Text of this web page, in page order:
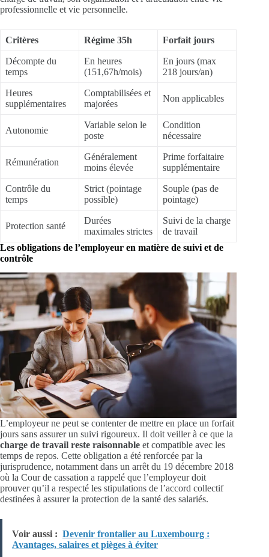
professionnelle et vie personnelle.
Critères Régime 35h Forfait jours
Décompte du
temps
En heures
(151,67h/mois)
En jours (max
218 jours/an)
Heures
supplémentaires
Comptabilisées et
majorées
Non applicables
Autonomie
Variable selon le
poste
Condition
nécessaire
Rémunération
Généralement
moins élevée
Prime forfaitaire
supplémentaire
Contrôle du
temps
Strict (pointage
possible)
Souple (pas de
pointage)
Protection santé
Durées
maximales strictes
Suivi de la charge
de travail
Les obligations de l’employeur en matière de suivi et de
contrôle
L’employeur ne peut se contenter de mettre en place un forfait
jours sans assurer un suivi rigoureux. Il doit veiller à ce que la
charge de travail reste raisonnable et compatible avec les
temps de repos. Cette obligation a été renforcée par la
jurisprudence, notamment dans un arrêt du 19 décembre 2018
où la Cour de cassation a rappelé que l’employeur doit
prouver qu’il a respecté les stipulations de l’accord collectif
destinées à assurer la protection de la santé des salariés.
Voir aussi : Devenir frontalier au Luxembourg :
Avantages, salaires et pièges à éviter